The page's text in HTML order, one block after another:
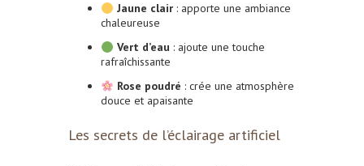
Jaune clair: apporte une ambiance
chaleureuse
Vert d’eau: ajoute une touche
rafraîchissante
Rose poudré : crée une atmosphère
douce et apaisante
Les secrets de l’éclairage artificiel